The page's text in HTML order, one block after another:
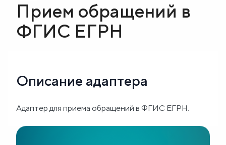
API
Организации
внедрения
решения
Прием обращений в
ФГИС ЕГРН
Описание адаптера
Адаптер для приема обращений в ФГИС ЕГРН.